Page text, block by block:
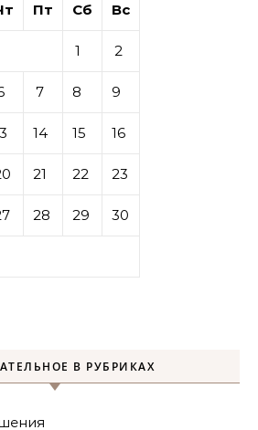
Пт Сб Вс
1 2
7 8 9
14 15 16
21 22 23
28 29 30
В РУБРИКАХ